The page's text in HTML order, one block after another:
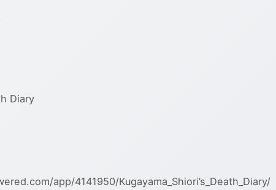
Diary
app/4141950/Kugayama_Shiori’s_Death_Diary/